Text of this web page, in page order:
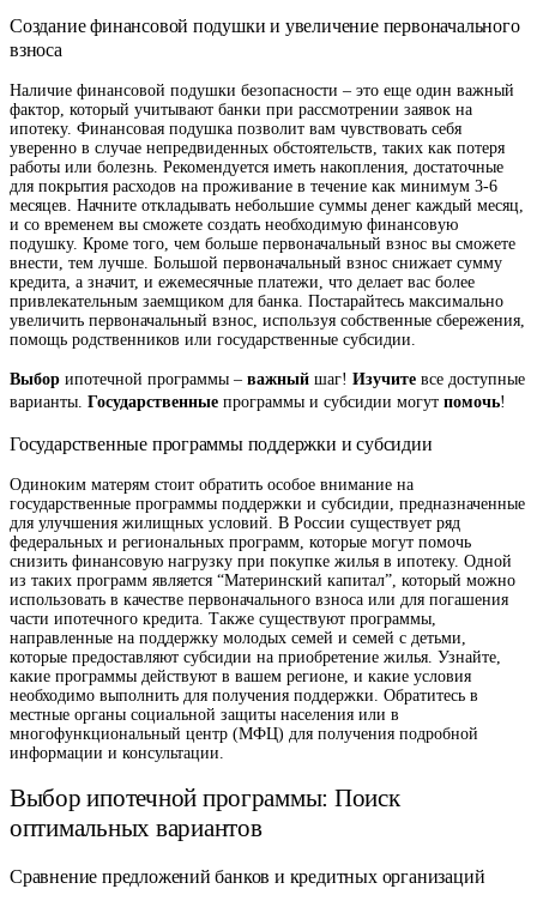
Создание финансовой подушки и увеличение первоначального
взноса
Наличие финансовой подушки безопасности – это еще один важный
фактор, который учитывают банки при рассмотрении заявок на
ипотеку. Финансовая подушка позволит вам чувствовать себя
уверенно в случае непредвиденных обстоятельств, таких как потеря
работы или болезнь. Рекомендуется иметь накопления, достаточные
для покрытия расходов на проживание в течение как минимум 3-6
месяцев. Начните откладывать небольшие суммы денег каждый месяц,
и со временем вы сможете создать необходимую финансовую
подушку. Кроме того, чем больше первоначальный взнос вы сможете
внести, тем лучше. Большой первоначальный взнос снижает сумму
кредита, а значит, и ежемесячные платежи, что делает вас более
привлекательным заемщиком для банка. Постарайтесь максимально
увеличить первоначальный взнос, используя собственные сбережения,
помощь родственников или государственные субсидии.
Выбор ипотечной программы – важный шаг! Изучите все доступные
варианты. Государственные программы и субсидии могут помочь!
Государственные программы поддержки и субсидии
Одиноким матерям стоит обратить особое внимание на
государственные программы поддержки и субсидии, предназначенные
для улучшения жилищных условий. В России существует ряд
федеральных и региональных программ, которые могут помочь
снизить финансовую нагрузку при покупке жилья в ипотеку. Одной
из таких программ является “Материнский капитал”, который можно
использовать в качестве первоначального взноса или для погашения
части ипотечного кредита. Также существуют программы,
направленные на поддержку молодых семей и семей с детьми,
которые предоставляют субсидии на приобретение жилья. Узнайте,
какие программы действуют в вашем регионе, и какие условия
необходимо выполнить для получения поддержки. Обратитесь в
местные органы социальной защиты населения или в
многофункциональный центр (МФЦ) для получения подробной
информации и консультации.
Выбор ипотечной программы: Поиск
оптимальных вариантов
Сравнение предложений банков и кредитных организаций